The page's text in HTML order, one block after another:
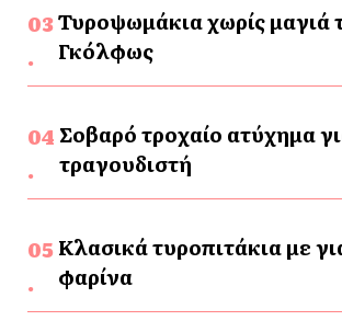
Τυροψωμάκια χωρίς μαγιά
Γκόλφως
Σοβαρό τροχαίο ατύχημα
τραγουδιστή
Κλασικά τυροπιτάκια με
φαρίνα